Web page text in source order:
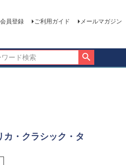
会員登録 ご利用ガイド メールマガジン
カ・クラシック・タ